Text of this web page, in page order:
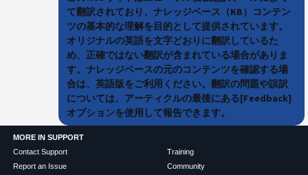
て翻訳されており、ナレッジベース（KB）コンテン
ツの基本的な理解を目的として提供されています。
オリジナルの英語を文字どおりに翻訳しているた
め、正確ではない翻訳が含まれている場合がありま
す。ナレッジベースの元のコンテンツを確認する場
合は、英語版をご利用ください。翻訳の問題や誤訳
については、アーティクルの最後にある[Feedback]
オプションを使用して報告できます。
MORE IN SUPPORT
Contact Support
Report an Issue
Training
Community